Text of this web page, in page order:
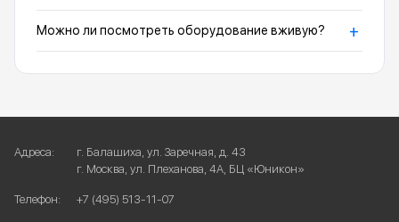
Можно ли посмотреть оборудование вживую? +
Адреса:
г. Балашиха, ул. Заречная, д. 43
г. Москва, ул. Плеханова, 4А, БЦ «Юникон»
Телефон: +7 (495) 513-11-07